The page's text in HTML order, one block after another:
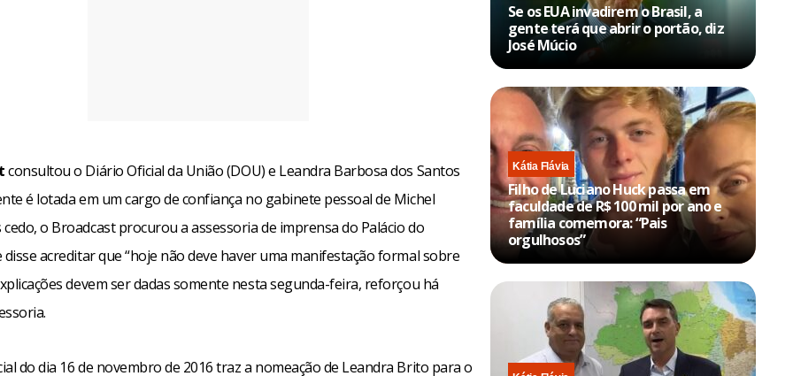
consultou o Diário Oficial da União (DOU) e Leandra Barbosa dos Santos
é lotada em um cargo de confiança no gabinete pessoal de Michel
cedo, o Broadcast procurou a assessoria de imprensa do Palácio do
disse acreditar que “hoje não deve haver uma manifestação formal sobre
devem ser dadas somente nesta segunda-feira, reforçou há
do dia 16 de novembro de 2016 traz a nomeação de Leandra Brito para o
Se os EUA invadirem o Brasil, a
gente terá que abrir o portão, diz
José Múcio
Kátia Flávia
Filho de Luciano Huck passa em
faculdade de R$ 100 mil por ano e
família comemora: “Pais
orgulhosos”